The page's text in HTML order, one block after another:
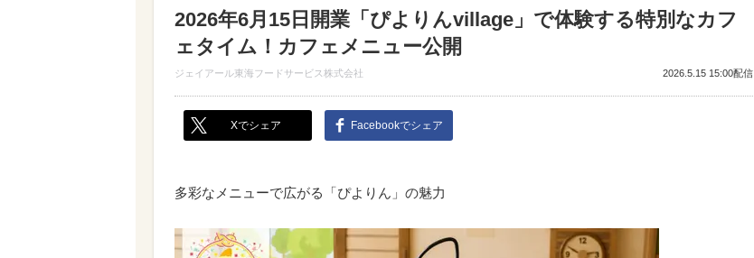
2026年6月15日開業「ぴよりんvillage」で体験する特別なカフ
ェタイム！カフェメニュー公開
ジェイアール東海フードサービス株式会社 2026.5.15 15:00配信
Xでシェア Facebookでシェア
多彩なメニューで広がる「ぴよりん」の魅力